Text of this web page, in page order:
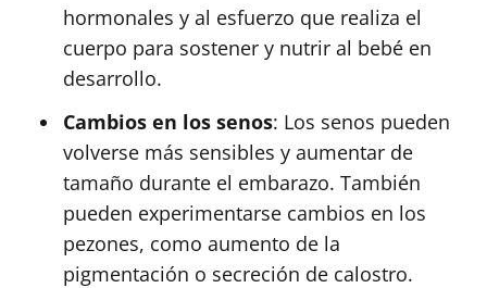
hormonales y al esfuerzo que realiza el
cuerpo para sostener y nutrir al bebé en
desarrollo.
Cambios en los senos: Los senos pueden
volverse más sensibles y aumentar de
tamaño durante el embarazo. También
pueden experimentarse cambios en los
pezones, como aumento de la
pigmentación o secreción de calostro.